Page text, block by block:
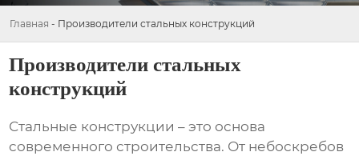
Главная - Производители стальных конструкций
Производители стальных
конструкций
Стальные конструкции – это основа
современного строительства. От небоскребов